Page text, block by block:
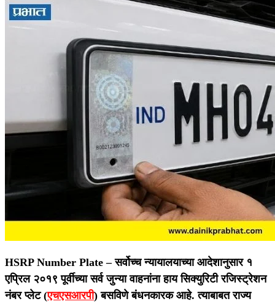
HSRP Number Plate –सर्वोच्च न्यायालयाच्या आदेशानुसार १
एप्रिल २०१९ पूर्वीच्या सर्व जुन्या वाहनांना हाय सिक्युरिटी रजिस्ट्रेशन
नंबर प्लेट (एचएसआरपी) बसविणे बंधनकारक आहे. त्याबाबत राज्य